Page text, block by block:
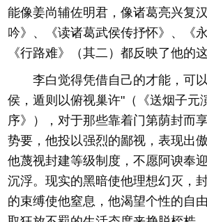
能像姜尚辅佐明君，像诸葛亮兴复
吟》、《读诸葛武侯传抒怀》、《
《行路难》（其二）都反映了他的
李白觉得凭借自己的才能，可以
侯，遁则以俯视巢许"（《送烟子元
序》），对于那些靠着门第荫封而
势要，他投以强烈的鄙视，表现出
他蔑视封建等级制度，不愿阿谀奉
沉浮。现实的黑暗使他理想幻灭，
的束缚使他窒息，他渴望个性的自